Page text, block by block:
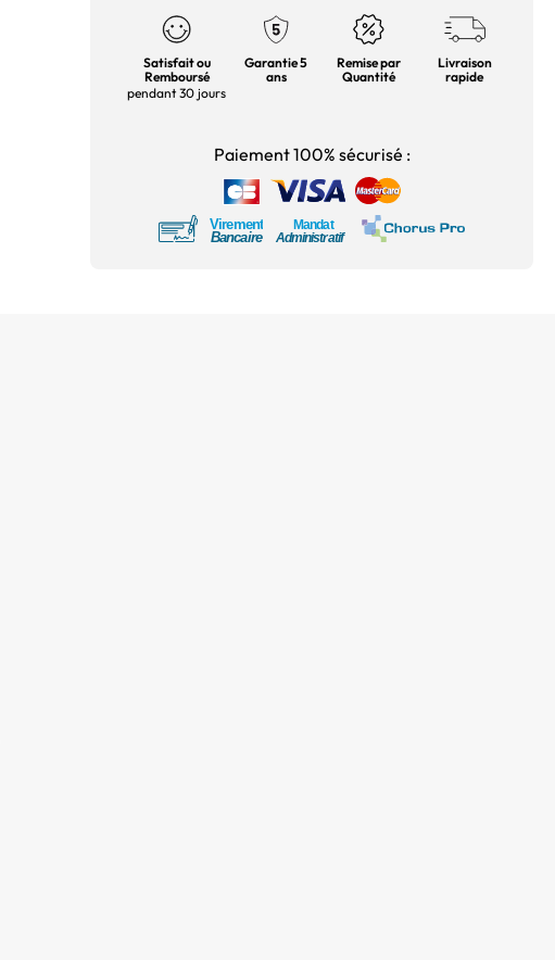
Satisfait ou
Remboursé
pendant 30 jours
Garantie 5
ans
Remise par
Quantité
Livraison
rapide
Paiement 100% sécurisé :